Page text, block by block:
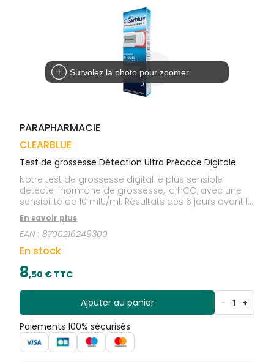
Solaire
Visage
Survolez la photo pour zoomer
PARAPHARMACIE
CLEARBLUE
Test de grossesse Détection Ultra Précoce Digitale
Notre test de grossesse digital le plus sensible
détecte l’hormone de grossesse, la hCG, avec une
sensibilité de 10 mIU/ml. Résultats dès 6 jours avant le
retard de vos règles (soit 5 jours avant la date
présumée de vos règles). 78 % des grossesses
peuvent être détectées 6 jours avant votre retard
des règles, 93 % des grossesses 5 jours avant et 99
% ou plus à partir de 4 jours avant le retard de règles.
En savoir plus
EAN :8700216249300
En stock
8,50 € TTC
Ajouter au panier - 1 +
Paiements 100% sécurisés